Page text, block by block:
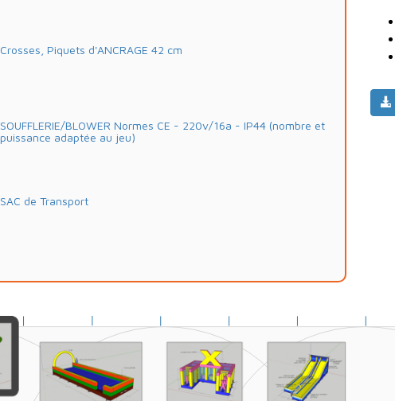
Crosses, Piquets d'ANCRAGE 42 cm
SOUFFLERIE/BLOWER Normes CE - 220v/16a - IP44 (nombre et
puissance adaptée au jeu)
SAC de Transport